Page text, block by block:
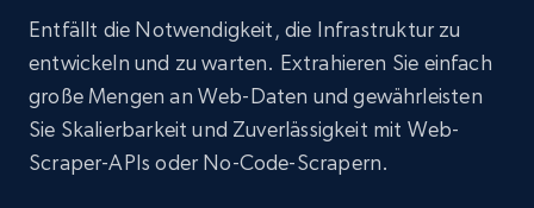
Entfällt die Notwendigkeit, die Infrastruktur zu
entwickeln und zu warten. Extrahieren Sie einfach
große Mengen an Web-Daten und gewährleisten
Sie Skalierbarkeit und Zuverlässigkeit mit Web-
Scraper-APIs oder No-Code-Scrapern.